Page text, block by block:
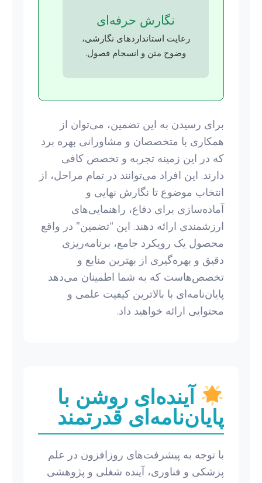
نگارش حرفه‌ای
رعایت استانداردهای نگارشی،
وضوح متن و انسجام فصول.
برای رسیدن به این تضمین، می‌توان از
همکاری با متخصصان و مشاورانی بهره برد
که در این زمینه تجربه و تخصص کافی
دارند. این افراد می‌توانند در تمام مراحل، از
انتخاب موضوع تا نگارش نهایی و
آماده‌سازی برای دفاع، راهنمایی‌های
ارزشمندی ارائه دهند. این “تضمین” در واقع
محصول یک رویکرد جامع، برنامه‌ریزی
دقیق و بهره‌گیری از بهترین منابع و
تخصص‌هاست که به شما اطمینان می‌دهد
پایان‌نامه‌ای با بالاترین کیفیت علمی و
محتوایی ارائه خواهید داد.
آینده‌ای روشن با
پایان‌نامه‌ای قدرتمند
با توجه به پیشرفت‌های روزافزون در علم
پزشکی و فناوری، آینده شغلی و پژوهشی